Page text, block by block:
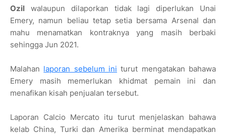
Ozil walaupun dilaporkan tidak lagi diperlukan Unai
Emery, namun beliau tetap setia bersama Arsenal dan
mahu menamatkan kontraknya yang masih berbaki
sehingga Jun 2021.
Malahan laporan sebelum ini turut mengatakan bahawa
Emery masih memerlukan khidmat pemain ini dan
menafikan kisah penjualan tersebut.
Laporan Calcio Mercato itu turut menjelaskan bahawa
kelab China, Turki dan Amerika berminat mendapatkan